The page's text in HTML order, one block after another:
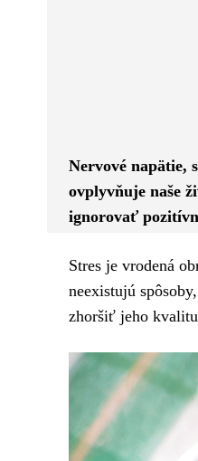
Nervové napätie,
ovplyvňuje naše
ignorovať
Stres je vrodená
neexistujú
zhoršiť jeho